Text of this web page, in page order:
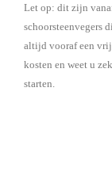
Let op: dit zijn
schoorsteenvegers
altijd vooraf een
kosten en weet u
starten.